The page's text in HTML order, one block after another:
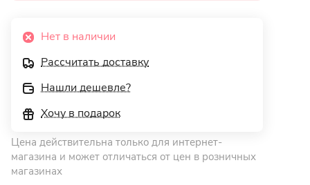
Нет в наличии
Рассчитать доставку
Нашли дешевле?
Хочу в подарок
Цена действительна только для интернет-
магазина и может отличаться от цен в розничных
магазинах